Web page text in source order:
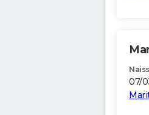
07/